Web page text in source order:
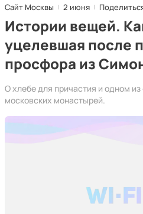
Сайт Москвы 2 июня
Истории вещей.
уцелевшая после
просфора из
О хлебе для причастия и одном
московских монастырей.